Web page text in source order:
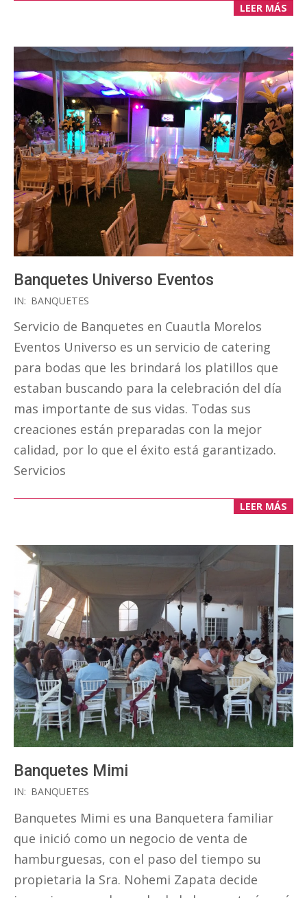
LEER MÁS
Banquetes Universo Eventos
2018-
11-
26
IN: BANQUETES
Servicio de Banquetes en Cuautla Morelos
Eventos Universo es un servicio de catering
para bodas que les brindará los platillos que
estaban buscando para la celebración del día
mas importante de sus vidas. Todas sus
creaciones están preparadas con la mejor
calidad, por lo que el éxito está garantizado.
Servicios
LEER MÁS
Banquetes Mimi
2018-
11-
08
IN: BANQUETES
Banquetes Mimi es una Banquetera familiar
que inició como un negocio de venta de
hamburguesas, con el paso del tiempo su
propietaria la Sra. Nohemi Zapata decide